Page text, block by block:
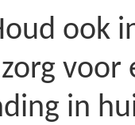
ook
in